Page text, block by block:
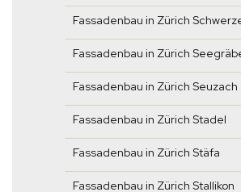
Fassadenbau in Zürich
Fassadenbau in Zürich
Fassadenbau in Zürich Seuzach
Fassadenbau in Zürich Stadel
Fassadenbau in Zürich Stäfa
Fassadenbau in Zürich Stallikon